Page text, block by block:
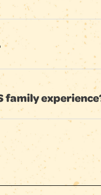
family